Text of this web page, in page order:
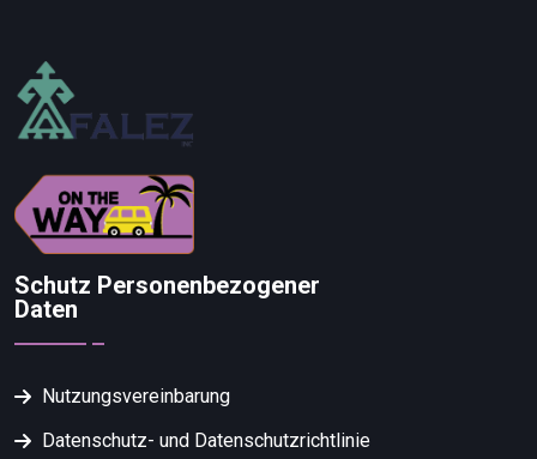
Schutz Personenbezogener
Daten
Nutzungsvereinbarung
Datenschutz- und Datenschutzrichtlinie